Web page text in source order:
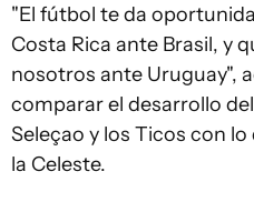
"El fútbol te da
Costa Rica ante Brasil, y
nosotros ante Uruguay",
comparar el desarrollo
Seleçao y los Ticos con
la Celeste.